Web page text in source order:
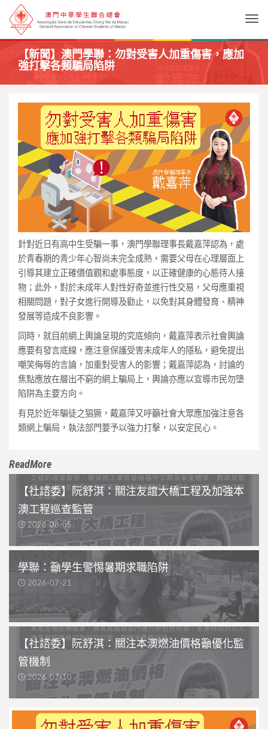
【新聞】澳門學聯：勿對受害人加重傷害，應加
強打擊各類騙局陷阱
針對近日有高中生受騙一事 ， 澳門學聯理事長戴嘉萍認為 ， 處
於青春期的青少年心智尚未完全成熟 ， 需要父母在心理層面上
引導其建立正確價值觀和處事態度 ， 以正確健康的心態待人接
物 ； 此外 ， 對於未成年人對性好奇並進行性交易 ， 父母應重視
相關問題 ， 對子女進行開導及勸止 ， 以免對其身體發育、精神
發展等造成不良影響。
同時 ， 就目前網上輿論呈現的究底傾向 ， 戴嘉萍表示社會輿論
應要有發言底線 ， 應注意保護受害未成年人的隱私 ， 避免提出
嘲笑侮辱的言論 ， 加重對受害人的影響 ； 戴嘉萍認為 ， 討論的
焦點應放在層出不窮的網上騙局上 ， 輿論亦應以宣導市民勿墮
陷阱為主要方向。
有見於近年騙徒之猖獗 ， 戴嘉萍又呼籲社會大眾應加強注意各
類網上騙局 ， 執法部門要予以強力打擊 ， 以安定民心。
ReadMore
【社諮委】阮舒淇：關注友誼大橋工程及加強本
澳工程巡查監管
2026-08-05
學聯：籲學生警惕暑期求職陷阱
2026-07-21
【社諮委】阮舒淇：關注本澳燃油價格籲優化監
管機制
2026-07-10